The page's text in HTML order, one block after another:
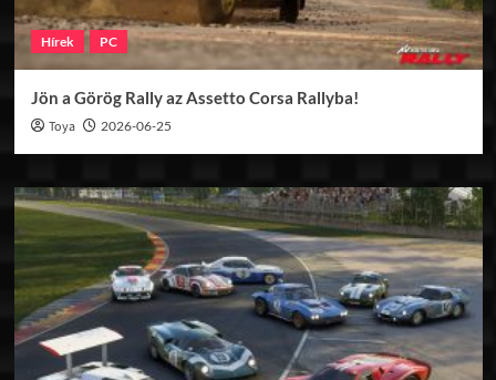
Hírek PC
Jön a Görög Rally az Assetto Corsa Rallyba!
Toya 2026-06-25